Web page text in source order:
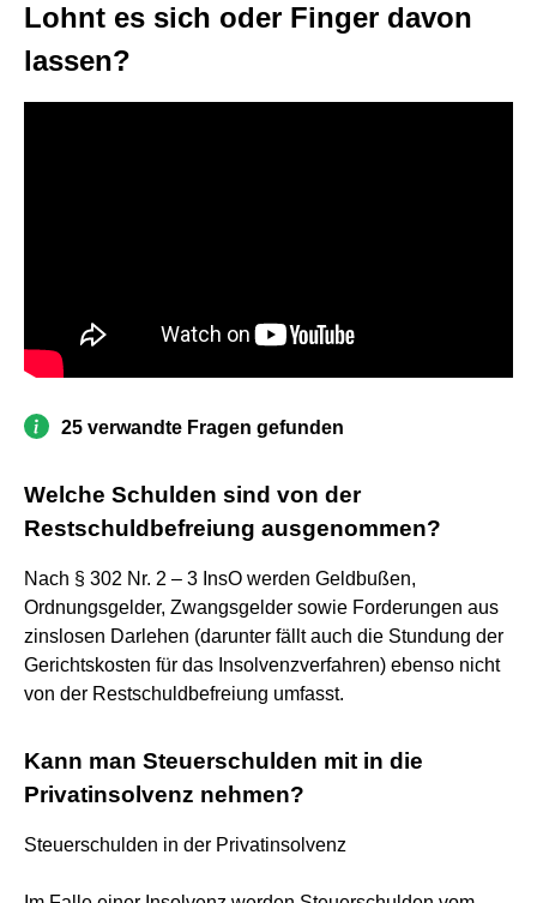
Lohnt es sich oder Finger davon
lassen?
25 verwandte Fragen gefunden
Welche Schulden sind von der
Restschuldbefreiung ausgenommen?
Nach § 302 Nr. 2 – 3 InsO werden Geldbußen,
Ordnungsgelder, Zwangsgelder sowie Forderungen aus
zinslosen Darlehen (darunter fällt auch die Stundung der
Gerichtskosten für das Insolvenzverfahren) ebenso nicht
von der Restschuldbefreiung umfasst.
Kann man Steuerschulden mit in die
Privatinsolvenz nehmen?
Steuerschulden in der Privatinsolvenz